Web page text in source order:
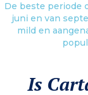
De beste periode
juni en van
mild en
Is